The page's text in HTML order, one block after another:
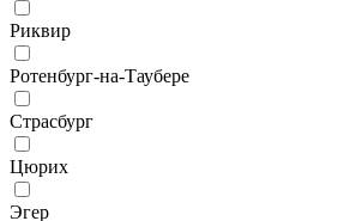
Риквир
Ротенбург-на-Таубере
Страсбург
Цюрих
Эгер